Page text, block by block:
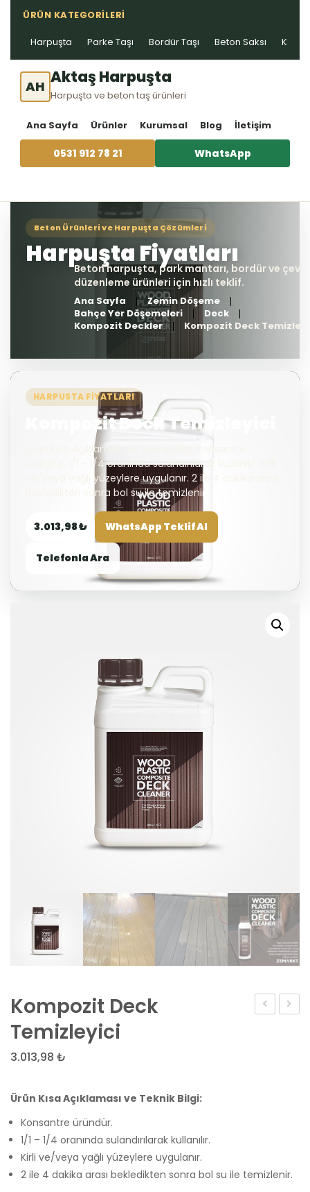
ÜRÜN KATEGORILERI
Harpuşta Parke Taşı Bordür Taşı Beton Saksı Kablo
AH Aktaş Harpuşta
Harpuşta ve beton taş ürünleri
Ana Sayfa Ürünler Kurumsal Blog İletişim
0531 912 78 21 WhatsApp
Ana Sayfa
Zemin Döşeme
Bahçe Yer Döşemeleri
Deck
Kompozit Deckler
Kompozit Deck
HARPUSTA FIYATLARI
Kompozit Deck Temizleyici
Ürün Kısa Açıklaması ve Teknik Bilgi: Konsantre
üründür. 1/1 - 1/4 oranında sulandırılarak kullanılır. Kirli
ve/veya yağlı yüzeylere uygulanır. 2 ile 4 dakika arası
bekledikten sonra bol su ile temizlenir.
3.013,98 ₺ WhatsApp Teklif Al
Telefonla Ara
Kompozit Deck
Temizleyici
3.013,98 ₺
Ürün Kısa Açıklaması ve Teknik Bilgi:
Konsantre üründür.
1/1 – 1/4 oranında sulandırılarak kullanılır.
Kirli ve/veya yağlı yüzeylere uygulanır.
2 ile 4 dakika arası bekledikten sonra bol su ile temizlenir.